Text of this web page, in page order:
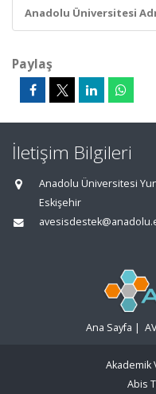
Anadolu Üniversitesi
Paylaş
İletişim Bilgileri
Anadolu Üniversitesi
Eskişehir
Ana Sayfa |
Akademik
Abis